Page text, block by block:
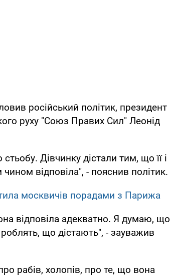
російський політик, президент
руху "Союз Правих Сил" Леонід
Дівчинку дістали тим, що її і
відповіла", - пояснив політик.
москвичів порадами з Парижа
відповіла адекватно. Я думаю, що
роблять, що дістають", - зауважив
рабів, холопів, про те, що вона